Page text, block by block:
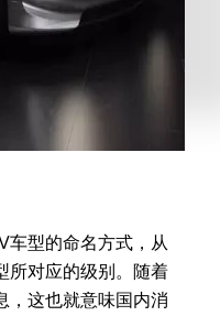
车型的命名方式，从
所对应的级别。随着
，这也就意味国内消